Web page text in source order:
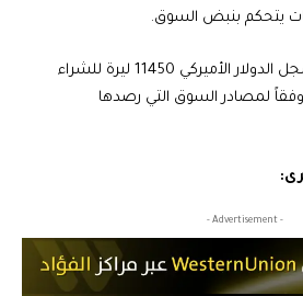
بات يتحكم بنبض السوق.
الأميركي
11450 ليرة للشراء
للمبيع وفقاً لمصادر السوق التي رصدها
- Advertisement -